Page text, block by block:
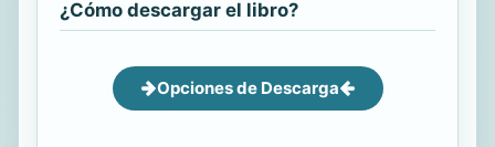
¿Cómo descargar el libro?
Opciones de Descarga